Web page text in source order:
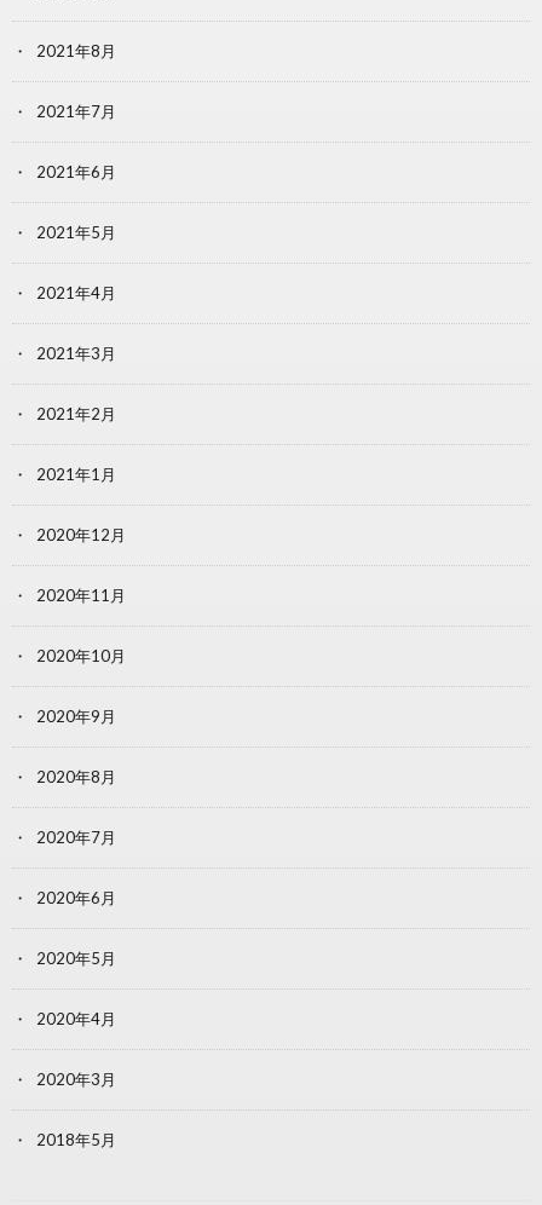
2021年8月
2021年7月
2021年6月
2021年5月
2021年4月
2021年3月
2021年2月
2021年1月
2020年12月
2020年11月
2020年10月
2020年9月
2020年8月
2020年7月
2020年6月
2020年5月
2020年4月
2020年3月
2018年5月